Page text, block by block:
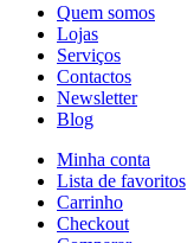
Quem somos
Lojas
Serviços
Contactos
Newsletter
Blog
Minha conta
Lista de favoritos
Carrinho
Checkout